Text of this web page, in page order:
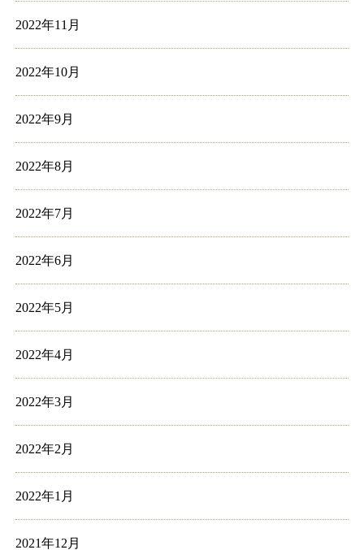
2022年11月
2022年10月
2022年9月
2022年8月
2022年7月
2022年6月
2022年5月
2022年4月
2022年3月
2022年2月
2022年1月
2021年12月